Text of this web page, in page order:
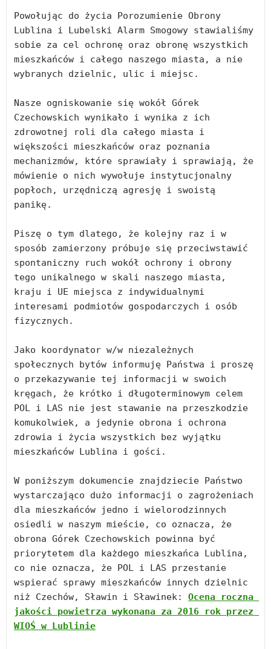
Powołując do życia Porozumienie Obrony
Lublina i Lubelski Alarm Smogowy stawialiśmy
sobie za cel ochronę oraz obronę wszystkich
mieszkańców i całego naszego miasta, a nie
wybranych dzielnic, ulic i miejsc.
Nasze ogniskowanie się wokół Górek
Czechowskich wynikało i wynika z ich
zdrowotnej roli dla całego miasta i
większości mieszkańców oraz poznania
mechanizmów, które sprawiały i sprawiają, że
mówienie o nich wywołuje instytucjonalny
popłoch, urzędniczą agresję i swoistą
panikę.
Piszę o tym dlatego, że kolejny raz i w
sposób zamierzony próbuje się przeciwstawić
spontaniczny ruch wokół ochrony i obrony
tego unikalnego w skali naszego miasta,
kraju i UE miejsca z indywidualnymi
interesami podmiotów gospodarczych i osób
fizycznych.
Jako koordynator w/w niezależnych
społecznych bytów informuję Państwa i proszę
o przekazywanie tej informacji w swoich
kręgach, że krótko i długoterminowym celem
POL i LAS nie jest stawanie na przeszkodzie
komukolwiek, a jedynie obrona i ochrona
zdrowia i życia wszystkich bez wyjątku
mieszkańców Lublina i gości.
W poniższym dokumencie znajdziecie Państwo
wystarczająco dużo informacji o zagrożeniach
dla mieszkańców jedno i wielorodzinnych
osiedli w naszym mieście, co oznacza, że
obrona Górek Czechowskich powinna być
priorytetem dla każdego mieszkańca Lublina,
co nie oznacza, że POL i LAS przestanie
wspierać sprawy mieszkańców innych dzielnic
niż Czechów, Sławin i Sławinek: Ocena roczna
jakości powietrza wykonana za 2016 rok przez
WIOŚ w Lublinie